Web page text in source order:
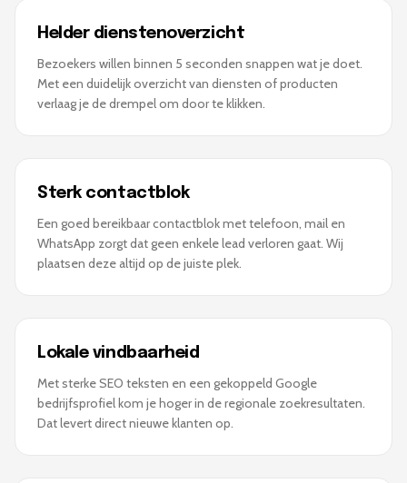
Helder dienstenoverzicht
Bezoekers willen binnen 5 seconden snappen wat je doet.
Met een duidelijk overzicht van diensten of producten
verlaag je de drempel om door te klikken.
Sterk contactblok
Een goed bereikbaar contactblok met telefoon, mail en
WhatsApp zorgt dat geen enkele lead verloren gaat. Wij
plaatsen deze altijd op de juiste plek.
Lokale vindbaarheid
Met sterke SEO teksten en een gekoppeld Google
bedrijfsprofiel kom je hoger in de regionale zoekresultaten.
Dat levert direct nieuwe klanten op.